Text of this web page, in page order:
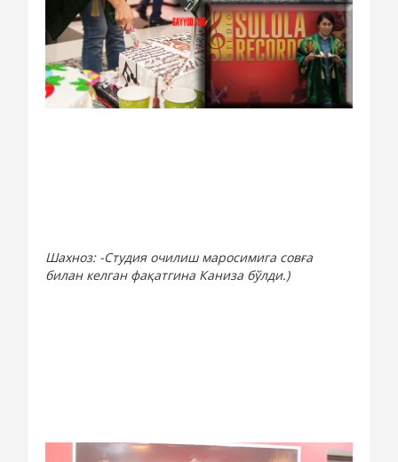
Шахноз: -Студия очилиш маросимига совға
билан келган фақатгина Каниза бўлди.)